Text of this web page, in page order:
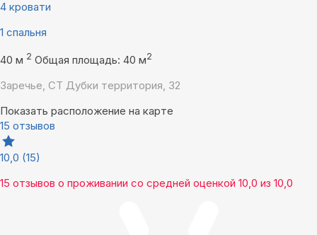
4 кровати
1 спальня
40 м 2 Общая площадь: 40 м2
Заречье, СТ Дубки территория, 32
Показать расположение на карте
15 отзывов
10,0 (15)
15 отзывов о проживании со средней оценкой 10,0 из 10,0